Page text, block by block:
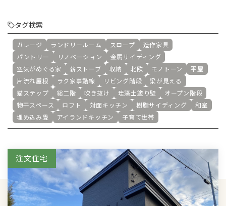
タグ検索
ガレージ ランドリールーム スロープ
造作家具
パントリー
リノベーション
金属サイディング
空気がめぐる家
薪ストーブ 収納 北欧 モノトーン
平屋
片流れ屋根
ラク家事動線 リビング階段
梁が見える
猫ステップ
総二階 吹き抜け 珪藻土塗り壁
オープン階段
物干スペース
ロフト 対面キッチン 樹脂サイディング
和室
埋め込み畳
アイランドキッチン 子育て世帯
注文住宅